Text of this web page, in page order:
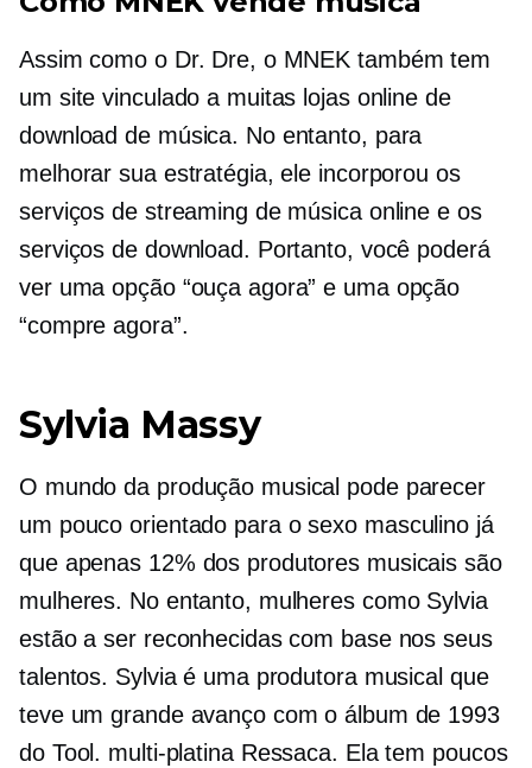
Assim como o Dr. Dre, o MNEK também tem
um site vinculado a muitas lojas online de
download de música. No entanto, para
melhorar sua estratégia, ele incorporou os
serviços de streaming de música online e os
serviços de download. Portanto, você poderá
ver uma opção “ouça agora” e uma opção
“compre agora”.
Sylvia Massy
O mundo da produção musical pode parecer
um poucoorientado para o sexo masculino já
que apenas 12% dos produtores musicais são
mulheres. No entanto, mulheres como Sylvia
estão a ser reconhecidas com base nos seus
talentos. Sylvia é uma produtora musical que
teve um grande avanço com o álbum de 1993
do Tool. multi-platinaRessaca. Ela tem poucos